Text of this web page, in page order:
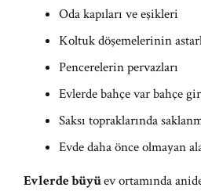
Oda kapıları ve eşikleri
Koltuk döşemelerinin
Pencerelerin pervazları
Evlerde bahçe var bahçe
Saksı topraklarında
Evde daha önce olmayan
Evlerde büyüev ortamında